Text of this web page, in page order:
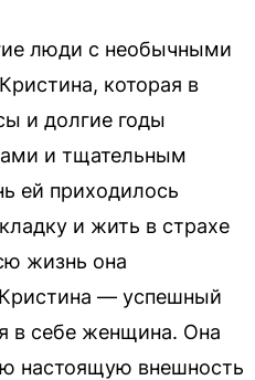
люди с необычными
которая в
и долгие годы
и тщательным
ей приходилось
и жить в страхе
жизнь она
— успешный
в себе женщина. Она
настоящую внешность